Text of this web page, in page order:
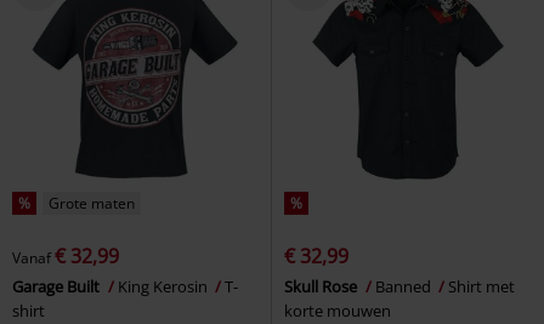
% Grote maten
Vanaf€ 32,99
Garage Built King Kerosin
T-
shirt
%
€ 32,99
Skull Rose Banned
Shirt met
korte mouwen